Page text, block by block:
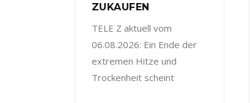
ZUKAUFEN
TELE Z aktuell vom
06.08.2026: Ein Ende der
extremen Hitze und
Trockenheit scheint